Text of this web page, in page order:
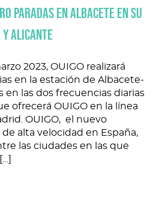
paradas en Albacete en su
Alicante
2023, OUIGO realizará
en la estación de Albacete-
en las dos frecuencias diarias
ofrecerá OUIGO en la línea
OUIGO, el nuevo
alta velocidad en España,
las ciudades en las que